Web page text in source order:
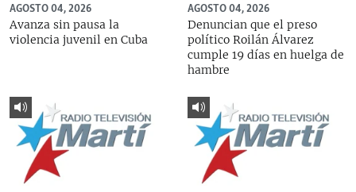
AGOSTO 04, 2026
Avanza sin pausa la
violencia juvenil en Cuba
AGOSTO 04, 2026
Denuncian que el preso
político Roilán Álvarez
cumple 19 días en huelga de
hambre